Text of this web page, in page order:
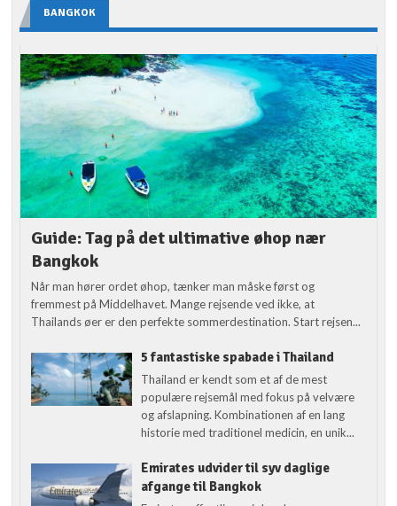
BANGKOK
Guide: Tag på det ultimative øhop nær
Bangkok
Når man hører ordet øhop, tænker man måske først og
fremmest på Middelhavet. Mange rejsende ved ikke, at
Thailands øer er den perfekte sommerdestination. Start rejsen...
5 fantastiske spabade i Thailand
Thailand er kendt som et af de mest
populære rejsemål med fokus på velvære
og afslapning. Kombinationen af en lang
historie med traditionel medicin, en unik...
Emirates udvider til syv daglige
afgange til Bangkok